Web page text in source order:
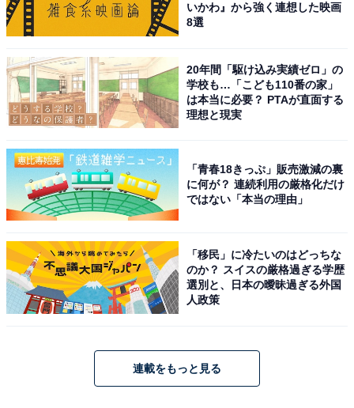
昔ながらのシウマイである」（奈良県／40代男性）、
「複数あるから。シウマイで始めてシウマイでおわる」
（東京都／40代女性）、「好きなものをお腹がすいてい
るときに食べたいから」（京都府／50代女性）という声
が上がっています。
＞次ページ：シウマイ以外で好きなおかず同率1位は？
いかわ』から強く連想した映画
8選
20年間「駆け込み実績ゼロ」の
学校も…「こども110番の家」
は本当に必要？ PTAが直面する
理想と現実
「青春18きっぷ」販売激減の裏
に何が？ 連続利用の厳格化だけ
ではない「本当の理由」
「移民」に冷たいのはどっちな
のか？ スイスの厳格過ぎる学歴
選別と、日本の曖昧過ぎる外国
人政策
連載をもっと見る